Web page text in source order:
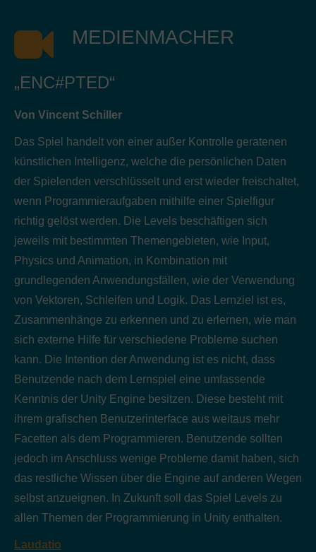
MEDIENMACHER
„ENC#PTED“
Von Vincent Schiller
Das Spiel handelt von einer außer Kontrolle geratenen
künstlichen Intelligenz, welche die persönlichen Daten
der Spielenden verschlüsselt und erst wieder freischaltet,
wenn Programmieraufgaben mithilfe einer Spielfigur
richtig gelöst werden. Die Levels beschäftigen sich
jeweils mit bestimmten Themengebieten, wie Input,
Physics und Animation, in Kombination mit
grundlegenden Anwendungsfällen, wie der Verwendung
von Vektoren, Schleifen und Logik. Das Lernziel ist es,
Zusammenhänge zu erkennen und zu erlernen, wie man
sich externe Hilfe für verschiedene Probleme suchen
kann. Die Intention der Anwendung ist es nicht, dass
Benutzende nach dem Lernspiel eine umfassende
Kenntnis der Unity Engine besitzen. Diese besteht mit
ihrem grafischen Benutzerinterface aus weitaus mehr
Facetten als dem Programmieren. Benutzende sollten
jedoch im Anschluss wenige Probleme damit haben, sich
das restliche Wissen über die Engine auf anderen Wegen
selbst anzueignen. In Zukunft soll das Spiel Levels zu
allen Themen der Programmierung in Unity enthalten.
Laudatio